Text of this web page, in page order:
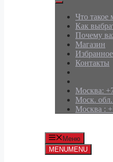
Что такое
Как
Почему
Магазин
Избранное
Контакты
Москва:
Моск.
Москва :
Меню
MENUMENU